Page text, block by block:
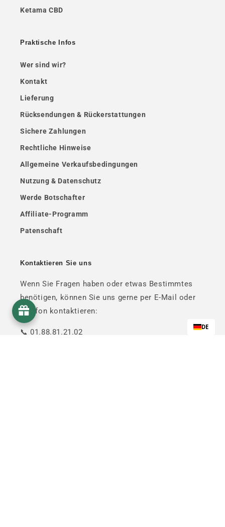
Ketama CBD
Praktische Infos
Wer sind wir?
Kontakt
Lieferung
Rücksendungen & Rückerstattungen
Sichere Zahlungen
Rechtliche Hinweise
Allgemeine Verkaufsbedingungen
Nutzung & Datenschutz
Werde Botschafter
Affiliate-Programm
Patenschaft
Kontaktieren Sie uns
Wenn Sie Fragen haben oder etwas Bestimmtes
benötigen, können Sie uns gerne per E-Mail oder
Telefon kontaktieren:
📞 01.88.81.21.02
DE